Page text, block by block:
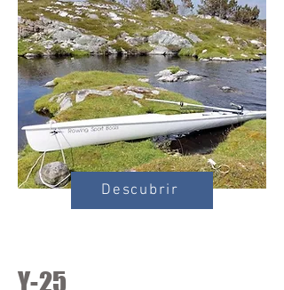
Descubrir
Y-25